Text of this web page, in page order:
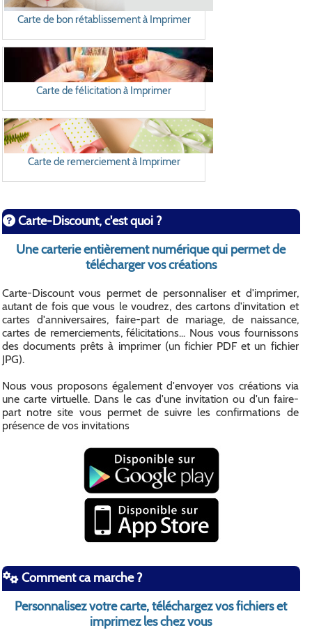
Carte de bon rétablissement à Imprimer
Carte de félicitation à Imprimer
Carte de remerciement à Imprimer
Carte-Discount, c'est quoi ?
Une carterie entièrement numérique qui permet de
télécharger vos créations
Carte-Discount vous permet de personnaliser et d'imprimer,
autant de fois que vous le voudrez, des cartons d'invitation et
cartes d'anniversaires, faire-part de mariage, de naissance,
cartes de remerciements, félicitations... Nous vous fournissons
des documents prêts à imprimer (un fichier PDF et un fichier
JPG).
Nous vous proposons également d'envoyer vos créations via
une carte virtuelle. Dans le cas d'une invitation ou d'un faire-
part notre site vous permet de suivre les confirmations de
présence de vos invitations
Comment ca marche ?
Personnalisez votre carte, téléchargez vos fichiers et
imprimez les chez vous